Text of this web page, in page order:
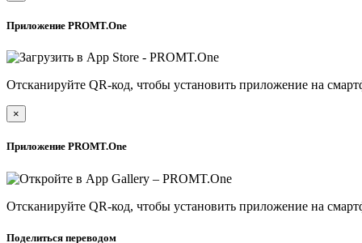
Приложение PROMT.One
Отсканируйте QR-код, чтобы установить приложение на
×
Приложение PROMT.One
Отсканируйте QR-код, чтобы установить приложение на
Поделиться переводом